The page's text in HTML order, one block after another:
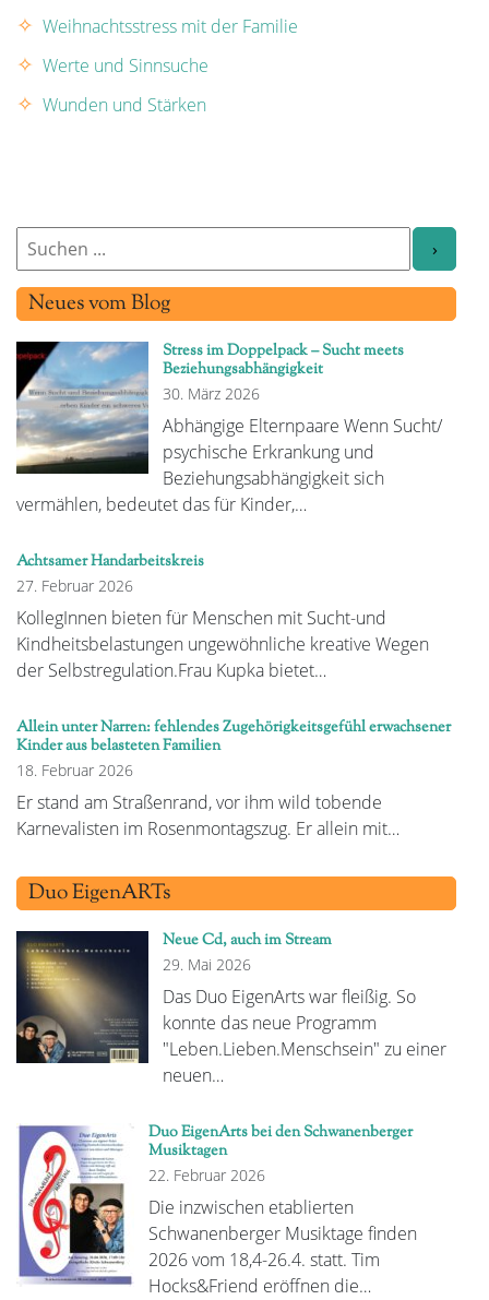
Weihnachtsstress mit der Familie
Werte und Sinnsuche
Wunden und Stärken
Neues vom Blog
Stress im Doppelpack – Sucht meets
Beziehungsabhängigkeit
30. März 2026
Abhängige Elternpaare Wenn Sucht/
psychische Erkrankung und
Beziehungsabhängigkeit sich
vermählen, bedeutet das für Kinder,…
Achtsamer Handarbeitskreis
27. Februar 2026
KollegInnen bieten für Menschen mit Sucht-und
Kindheitsbelastungen ungewöhnliche kreative Wegen
der Selbstregulation.Frau Kupka bietet…
Allein unter Narren: fehlendes Zugehörigkeitsgefühl erwachsener
Kinder aus belasteten Familien
18. Februar 2026
Er stand am Straßenrand, vor ihm wild tobende
Karnevalisten im Rosenmontagszug. Er allein mit…
Duo EigenARTs
Neue Cd, auch im Stream
29. Mai 2026
Das Duo EigenArts war fleißig. So
konnte das neue Programm
"Leben.Lieben.Menschsein" zu einer
neuen…
Duo EigenArts bei den Schwanenberger
Musiktagen
22. Februar 2026
Die inzwischen etablierten
Schwanenberger Musiktage finden
2026 vom 18,4-26.4. statt. Tim
Hocks&Friend eröffnen die…